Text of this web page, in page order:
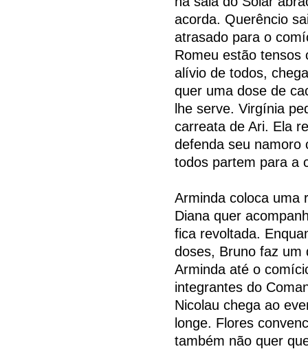
acorda. Querêncio
atrasado para o
Romeu estão tensos
alívio de todos,
quer uma dose de
lhe serve. Virgínia
carreata de Ari. Ela
defenda seu namoro
todos partem para a
Arminda coloca uma
Diana quer
fica revoltada.
doses, Bruno faz um
Arminda até o
integrantes do
Nicolau chega ao
longe. Flores
também não quer